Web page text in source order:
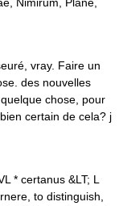
vray. Faire un
des nouvelles
chose, pour
certain de cela? j
* certanus &LT; L
to distinguish,